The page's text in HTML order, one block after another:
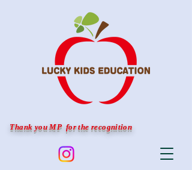
Thank you MP for the recognition